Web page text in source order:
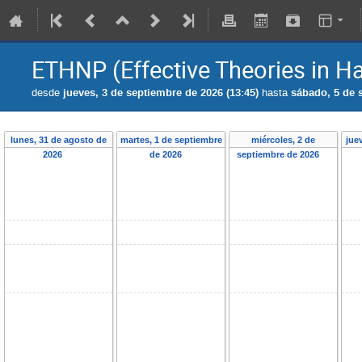
ETHNP (Effective Theories in
desde jueves, 3 de septiembre de 2026 (13:45) hastasábado, 5 de
lunes, 31 de agosto de
2026
martes, 1 de septiembre
de 2026
miércoles, 2 de
septiembre de 2026